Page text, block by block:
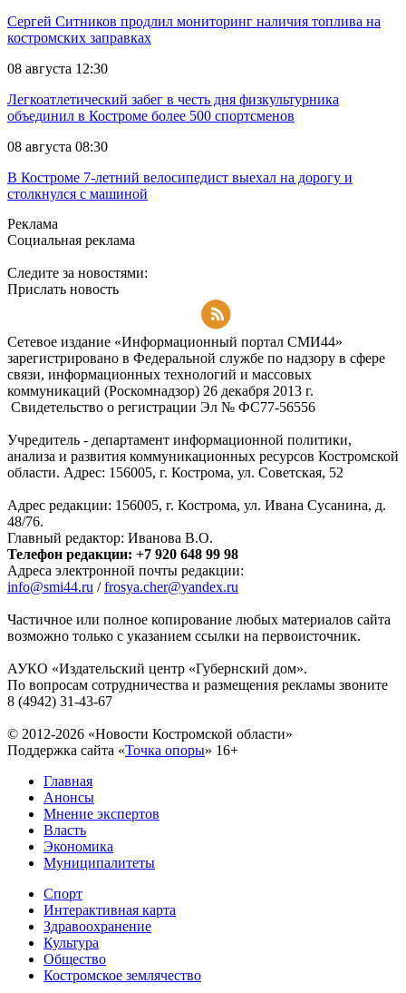
Сергей Ситников продлил мониторинг наличия топлива на
костромских заправках
08 августа 12:30
Легкоатлетический забег в честь дня физкультурника
объединил в Костроме более 500 спортсменов
08 августа 08:30
В Костроме 7-летний велосипедист выехал на дорогу и
столкнулся с машиной
Реклама
Социальная реклама
Следите за новостями:
Прислать новость
Сетевое издание «Информационный портал СМИ44»
зарегистрировано в Федеральной службе по надзору в сфере
связи, информационных технологий и массовых
коммуникаций (Роскомнадзор) 26 декабря 2013 г.
Свидетельство о регистрации Эл № ФC77-56556
Учредитель - департамент информационной политики,
анализа и развития коммуникационных ресурсов Костромской
области. Адрес: 156005, г. Кострома, ул. Советская, 52
Адрес редакции: 156005, г. Кострома, ул. Ивана Сусанина, д.
48/76.
Главный редактор: Иванова В.О.
Телефон редакции: +7 920 648 99 98
Адреса электронной почты редакции:
info@smi44.ru /frosya.cher@yandex.ru
Частичное или полное копирование любых материалов сайта
возможно только с указанием ссылки на первоисточник.
АУКО «Издательский центр «Губернский дом».
По вопросам сотрудничества и размещения рекламы звоните
8 (4942) 31-43-67
© 2012-2026 «Новости Костромской области»
Поддержка сайта «Точка опоры» 16+
Главная
Анонсы
Мнение экспертов
Власть
Экономика
Муниципалитеты
Спорт
Интерактивная карта
Здравоохранение
Культура
Общество
Костромское землячество